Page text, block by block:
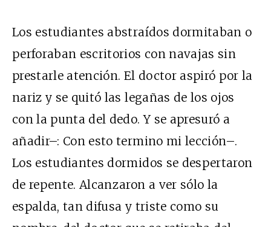
Los estudiantes abstraídos dormitaban o
perforaban escritorios con navajas sin
prestarle atención. El doctor aspiró por la
nariz y se quitó las legañas de los ojos
con la punta del dedo. Y se apresuró a
añadir–: Con esto termino mi lección–.
Los estudiantes dormidos se despertaron
de repente. Alcanzaron a ver sólo la
espalda, tan difusa y triste como su